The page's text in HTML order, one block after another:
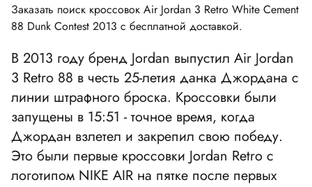
Заказать поиск кроссовок Air Jordan 3 Retro White Cement
88 Dunk Contest 2013 с бесплатной доставкой.
В 2013 году бренд Jordan выпустил Air Jordan
3 Retro 88 в честь 25-летия данка Джордана с
линии штрафного броска. Кроссовки были
запущены в 15:51 - точное время, когда
Джордан взлетел и закрепил свою победу.
Это были первые кроссовки Jordan Retro с
логотипом NIKE AIR на пятке после первых